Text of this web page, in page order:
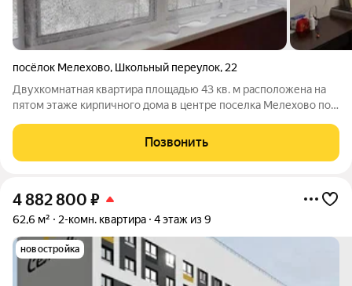
посёлок Мелехово, Школьный переулок, 22
Двухкомнатная квартира площадью 43 кв. м расположена на
пятом этаже кирпичного дома в центре поселка Мелехово по
качественным современным ремонтом, готов к заселению.
Встроенная кухня остается,
Позвонить
4 882 800 ₽
62,6 м² 2-комн. квартира 4 этаж из 9
новостройка